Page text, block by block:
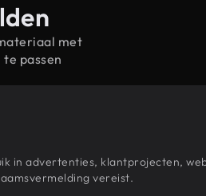
met
passen
in advertenties, klantprojecten,
vereist.